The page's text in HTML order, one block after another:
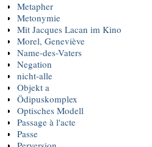
Metapher
Metonymie
Mit Jacques Lacan im Kino
Morel, Geneviève
Name-des-Vaters
Negation
nicht-alle
Objekt a
Ödipuskomplex
Optisches Modell
Passage à l'acte
Passe